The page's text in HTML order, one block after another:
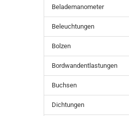
Belademanometer
Beleuchtungen
Bolzen
Bordwandentlastungen
Buchsen
Dichtungen